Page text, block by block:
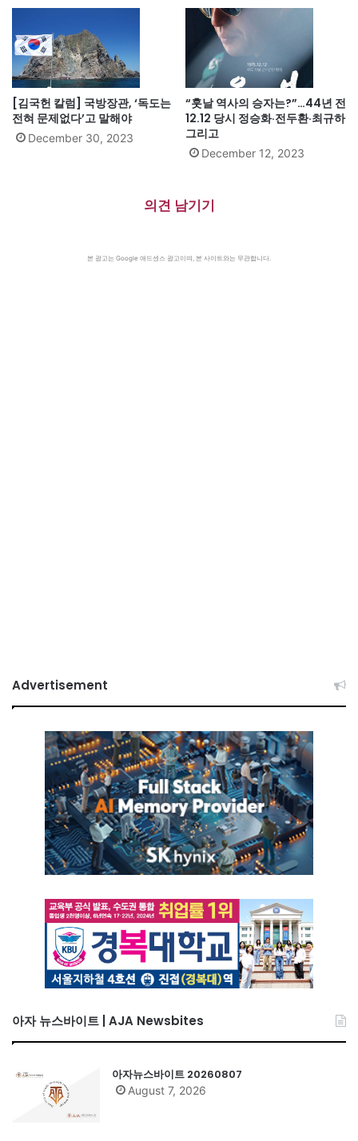
[김국헌 칼럼] 국방장관, ‘독도는
전혀 문제없다’고 말해야
December 30, 2023
“훗날 역사의 승자는?”…44년 전
12.12 당시 정승화·전두환·최규하
그리고
December 12, 2023
의견 남기기
본 광고는 Google 애드센스 광고이며, 본 사이트와는 무관합니다.
Advertisement
아자 뉴스바이트 | AJA Newsbites
아자뉴스바이트 20260807
August 7, 2026